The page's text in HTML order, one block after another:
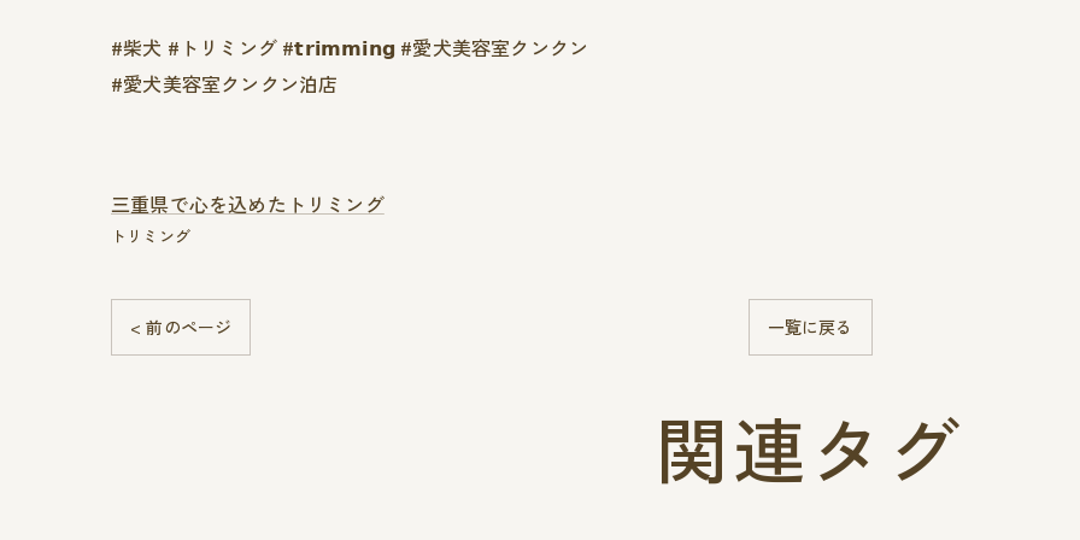
#柴犬 #トリミング #𝘁𝗿𝗶𝗺𝗺𝗶𝗻𝗴 #愛犬美容室クンクン
#愛犬美容室クンクン泊店
三重県で心を込めたトリミング
トリミング
< 前のページ 一覧に戻る
関連タグ